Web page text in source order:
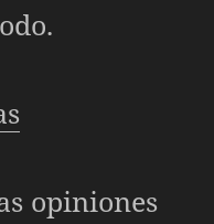
opiniones